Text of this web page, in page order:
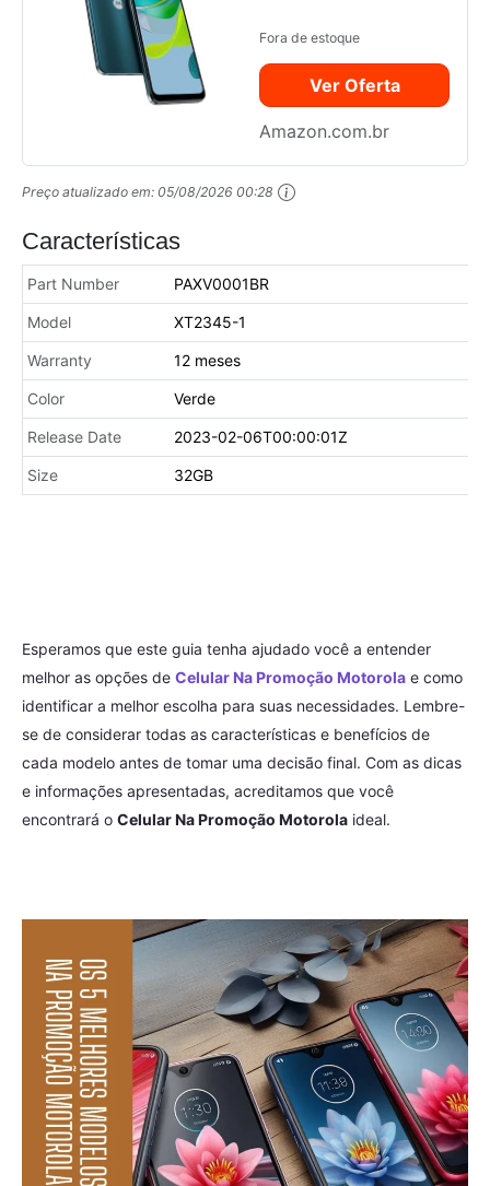
2GB RAM Verde
Fora de estoque
Ver Oferta
Amazon.com.br
Preço atualizado em: 05/08/2026 00:28
Características
Part Number PAXV0001BR
Model XT2345-1
Warranty 12 meses
Color Verde
Release Date 2023-02-06T00:00:01Z
Size 32GB
Esperamos que este guia tenha ajudado você a entender
melhor as opções de Celular Na Promoção Motorola e como
identificar a melhor escolha para suas necessidades. Lembre-
se de considerar todas as características e benefícios de
cada modelo antes de tomar uma decisão final. Com as dicas
e informações apresentadas, acreditamos que você
encontrará o Celular Na Promoção Motorola ideal.